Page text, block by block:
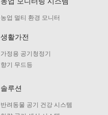
농업 멀티 환경 모니터
생활가전
가정용 공기청정기
향기 무드등
솔루션
반려동물 공기 건강 시스템